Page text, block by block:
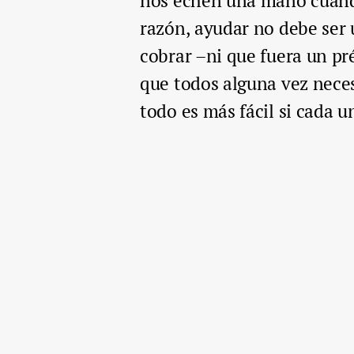
razón, ayudar no debe
cobrar –ni que fuera un
que todos alguna vez
todo es más fácil si cada